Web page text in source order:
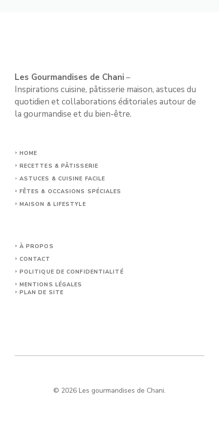
Les Gourmandises de Chani –
Inspirations cuisine, pâtisserie maison, astuces du
quotidien et collaborations éditoriales autour de
la gourmandise et du bien-être.
HOME
RECETTES & PÂTISSERIE
ASTUCES & CUISINE FACILE
FÊTES & OCCASIONS SPÉCIALES
MAISON & LIFESTYLE
À PROPOS
CONTACT
POLITIQUE DE CONFIDENTIALITÉ
MENTIONS LÉGALES
PLAN DE SITE
© 2026 Les gourmandises de Chani.